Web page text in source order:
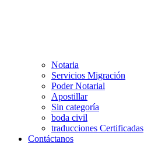
Notaria
Servicios Migración
Poder Notarial
Apostillar
Sin categoría
boda civil
traducciones Certificadas
Contáctanos